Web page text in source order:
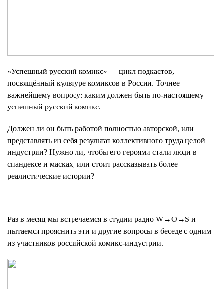
«Успешный русский комикс» — цикл подкастов,
посвящённый культуре комиксов в России. Точнее —
важнейшему вопросу: каким должен быть по-настоящему
успешный русский комикс.
Должен ли он быть работой полностью авторской, или
представлять из себя результат коллективного труда целой
индустрии? Нужно ли, чтобы его героями стали люди в
спандексе и масках, или стоит рассказывать более
реалистические истории?
Раз в месяц мы встречаемся в студии радио W→O→S и
пытаемся прояснить эти и другие вопросы в беседе с одним
из участников российской комикс-индустрии.